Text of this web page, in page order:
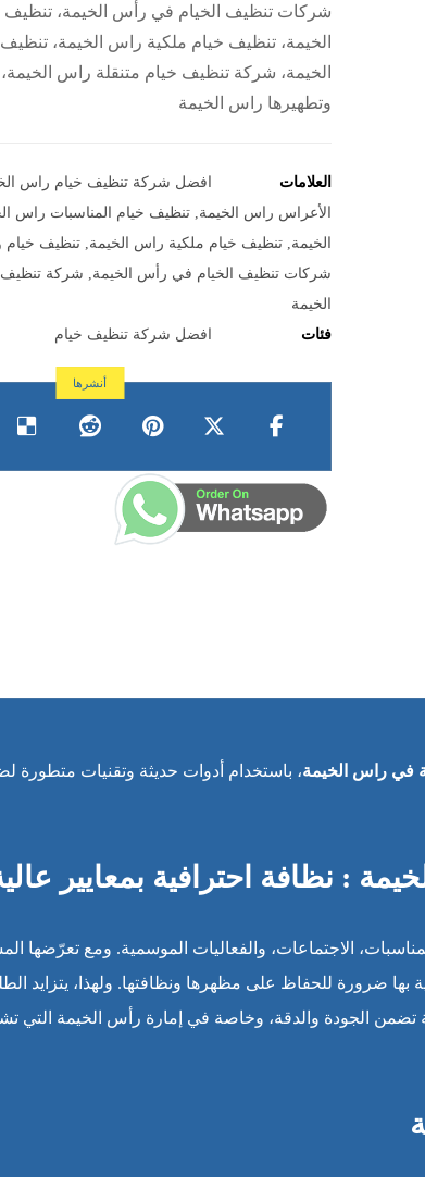
شركات تنظيف الخيام في رأس الخيمة، تنظيف
الخيمة، تنظيف خيام ملكية راس الخيمة،
الخيمة، شركة تنظيف خيام متنقلة راس
وتطهيرها راس الخيمة
العلامات افضل شركة تنظيف خيام راس
الأعراس راس الخيمة ,تنظيف خيام المناسبات راس
الخيمة ,تنظيف خيام ملكية راس الخيمة ,تنظيف خيام
شركات تنظيف الخيام في رأس الخيمة
شركة تنظيف
الخيمة
فئات
افضل شركة تنظيف خيام
في راس الخيمة، باستخدام أدوات حديثة وتقنيات متطورة
: نظافة احترافية بمعايير
الاجتماعات، والفعاليات الموسمية. ومع تعرّضها
بها ضرورة للحفاظ على مظهرها ونظافتها. ولهذا، يتزايد
الجودة والدقة، وخاصة في إمارة رأس الخيمة التي